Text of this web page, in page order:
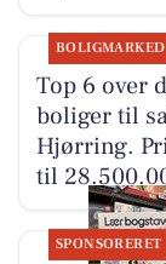
BOLIGMARKED
Top 6 over
boliger til
Hjørring.
til
SPONSORERET